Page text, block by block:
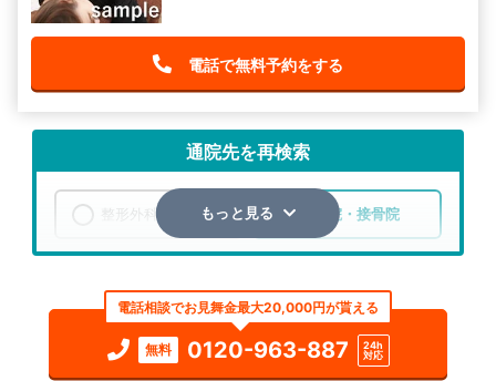
電話で無料予約をする
通院先を再検索
整形外科 整骨院・接骨院
検索する
もっと見る
電話相談でお見舞金最大20,000円が貰える
無料 0120-963-887
24h
対応